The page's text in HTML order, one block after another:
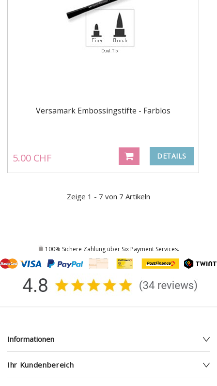
Versamark Embossingstifte - Farblos
5.00 CHF DETAILS
Zeige 1 - 7 von 7 Artikeln
100% Sichere Zahlung über Six Payment Services.
Informationen
Ihr Kundenbereich